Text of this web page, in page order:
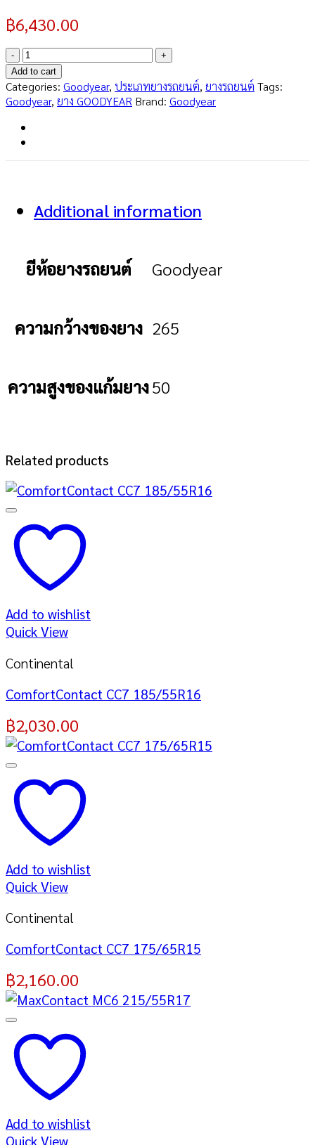
฿6,430.00
Assurance
MaxGuard
SUV
265/50
R20
quantity
Add to cart
Categories: Goodyear, ประเภทยางรถยนต์, ยางรถยนต์ Tags:
Goodyear, ยาง GOODYEAR Brand: Goodyear
Additional information
ยีห้อยางรถยนต์ Goodyear
ความกว้างของยาง 265
ความสูงของแก้มยาง50
Related products
Add to wishlist
Quick View
Continental
ComfortContact CC7 185/55R16
฿2,030.00
Add to wishlist
Quick View
Continental
ComfortContact CC7 175/65R15
฿2,160.00
Add to wishlist
Quick View